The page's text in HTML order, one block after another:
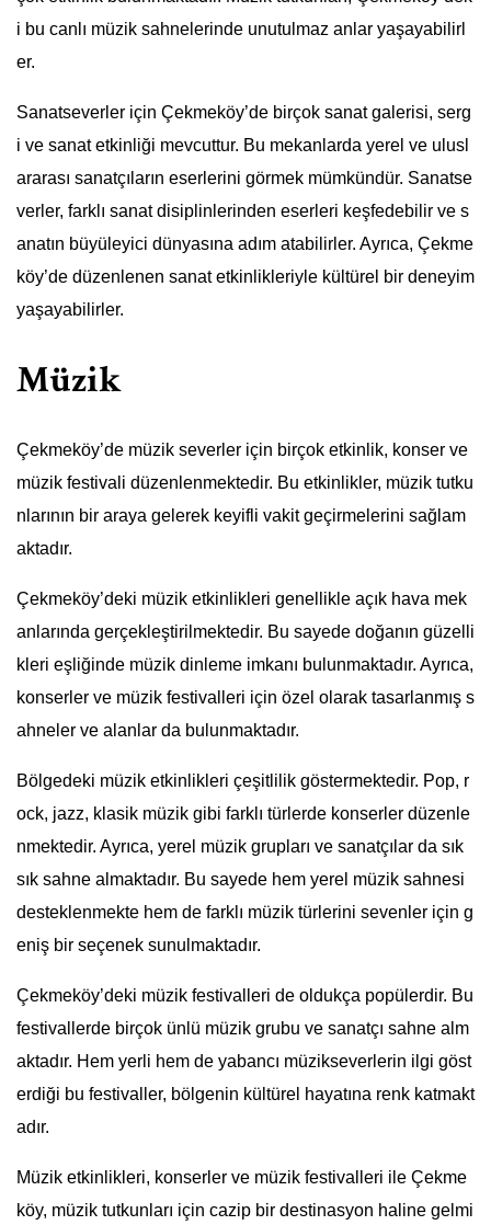
i bu canlı müzik sahnelerinde unutulmaz anlar yaşayabilirl
er.
Sanatseverler için Çekmeköy’de birçok sanat galerisi, serg
i ve sanat etkinliği mevcuttur. Bu mekanlarda yerel ve ulusl
ararası sanatçıların eserlerini görmek mümkündür. Sanatse
verler, farklı sanat disiplinlerinden eserleri keşfedebilir ve s
anatın büyüleyici dünyasına adım atabilirler. Ayrıca, Çekme
köy’de düzenlenen sanat etkinlikleriyle kültürel bir deneyim
yaşayabilirler.
Müzik
Çekmeköy’de müzik severler için birçok etkinlik, konser ve
müzik festivali düzenlenmektedir. Bu etkinlikler, müzik tutku
nlarının bir araya gelerek keyifli vakit geçirmelerini sağlam
aktadır.
Çekmeköy’deki müzik etkinlikleri genellikle açık hava mek
anlarında gerçekleştirilmektedir. Bu sayede doğanın güzelli
kleri eşliğinde müzik dinleme imkanı bulunmaktadır. Ayrıca,
konserler ve müzik festivalleri için özel olarak tasarlanmış s
ahneler ve alanlar da bulunmaktadır.
Bölgedeki müzik etkinlikleri çeşitlilik göstermektedir. Pop, r
ock, jazz, klasik müzik gibi farklı türlerde konserler düzenle
nmektedir. Ayrıca, yerel müzik grupları ve sanatçılar da sık
sık sahne almaktadır. Bu sayede hem yerel müzik sahnesi
desteklenmekte hem de farklı müzik türlerini sevenler için g
eniş bir seçenek sunulmaktadır.
Çekmeköy’deki müzik festivalleri de oldukça popülerdir. Bu
festivallerde birçok ünlü müzik grubu ve sanatçı sahne alm
aktadır. Hem yerli hem de yabancı müzikseverlerin ilgi göst
erdiği bu festivaller, bölgenin kültürel hayatına renk katmakt
adır.
Müzik etkinlikleri, konserler ve müzik festivalleri ile Çekme
köy, müzik tutkunları için cazip bir destinasyon haline gelmi